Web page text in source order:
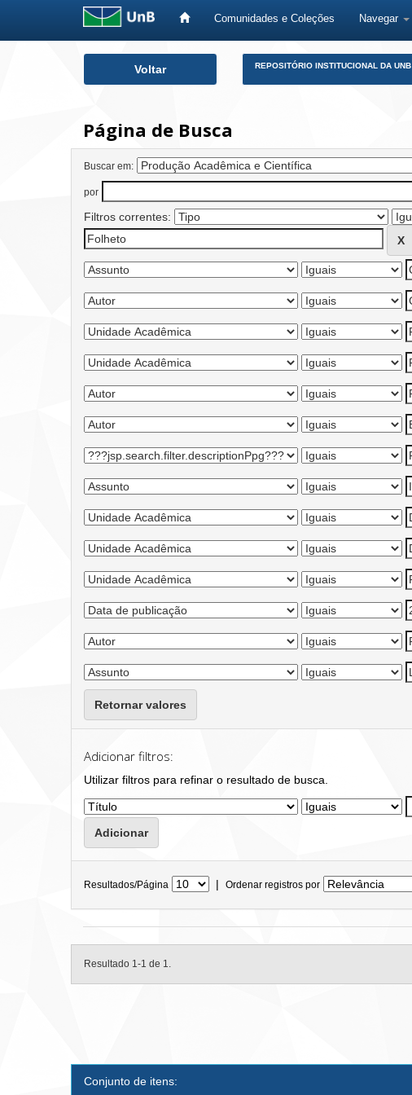
Comunidades e Coleções Navegar
Voltar REPOSITÓRIO INSTITUCIONAL DA UNB
Página de Busca
Buscar em:
por
Filtros correntes:
Retornar valores
Adicionar filtros:
Utilizar filtros para refinar o resultado de busca.
Resultados/Página | Ordenar registros por
Resultado 1-1 de 1.
Conjunto de itens: